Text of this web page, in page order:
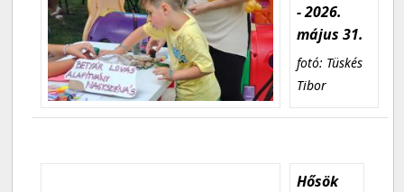
- 2026.
május 31.
fotó: Tüskés
Tibor
Hősök